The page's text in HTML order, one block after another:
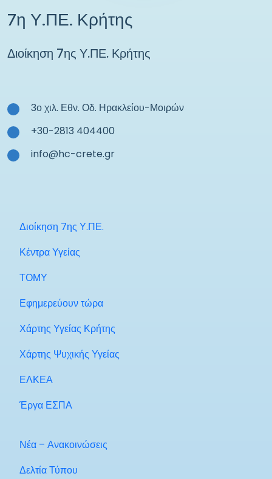
7η Υ.ΠΕ. Κρήτης
Διοίκηση 7ης Υ.ΠΕ. Κρήτης
3ο χιλ. Εθν. Οδ. Ηρακλείου-Μοιρών
+30-2813 404400
info@hc-crete.gr
Διοίκηση 7ης Υ.ΠΕ.
Κέντρα Υγείας
ΤΟΜΥ
Εφημερεύουν τώρα
Χάρτης Υγείας Κρήτης
Χάρτης Ψυχικής Υγείας
ΕΛΚΕΑ
Έργα ΕΣΠΑ
Νέα – Ανακοινώσεις
Δελτία Τύπου